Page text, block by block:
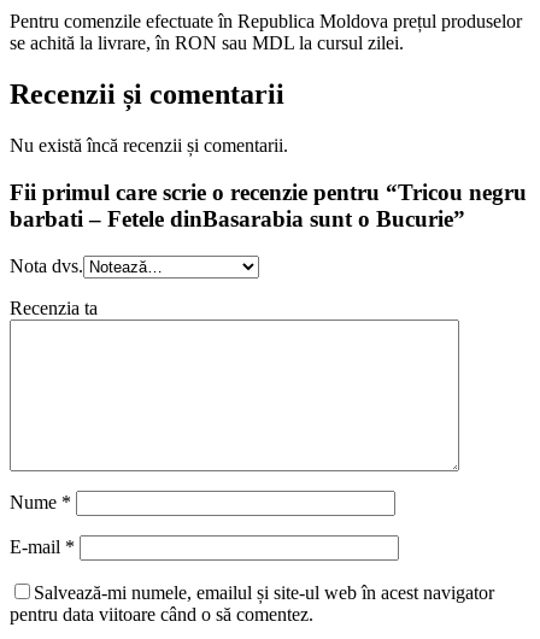
Pentru comenzile efectuate în Republica Moldova prețul produselor
se achită la livrare, în RON sau MDL la cursul zilei.
Recenzii și comentarii
Nu există încă recenzii și comentarii.
Fii primul care scrie o recenzie pentru “Tricou negru
barbati – Fetele dinBasarabia sunt o Bucurie”
Nota dvs.
Recenzia ta
Nume *
E-mail *
Salvează-mi numele, emailul și site-ul web în acest navigator
pentru data viitoare când o să comentez.